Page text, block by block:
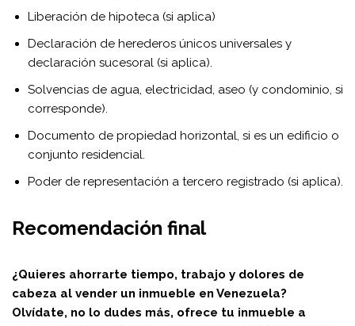
Liberación de hipoteca (si aplica)
Declaración de herederos únicos universales y
declaración sucesoral (si aplica).
Solvencias de agua, electricidad, aseo (y condominio, si
corresponde).
Documento de propiedad horizontal, si es un edificio o
conjunto residencial.
Poder de representación a tercero registrado (si aplica).
Recomendación final
¿Quieres ahorrarte tiempo, trabajo y dolores de
cabeza al vender un inmueble en Venezuela?
Olvídate, no lo dudes más, ofrece tu inmueble a